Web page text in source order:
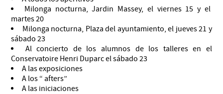
Milonga nocturna, Jardin Massey, el viernes 15 y el
martes 20
Milonga nocturna, Plaza del ayuntamiento, el jueves 21 y
sábado 23
Al concierto de los alumnos de los talleres en el
Conservatoire Henri Duparc el sábado 23
A las exposiciones
A los “ afters”
A las iniciaciones